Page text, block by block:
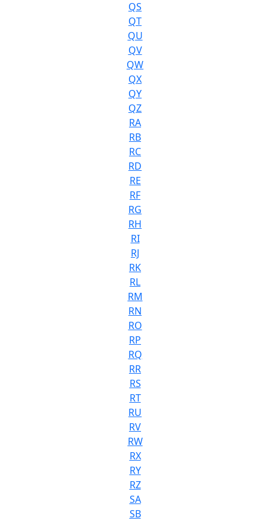
QS
QT
QU
QV
QW
QX
QY
QZ
RA
RB
RC
RD
RE
RF
RG
RH
RI
RJ
RK
RL
RM
RN
RO
RP
RQ
RR
RS
RT
RU
RV
RW
RX
RY
RZ
SA
SB